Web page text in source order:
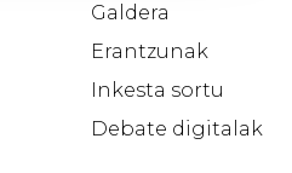
Galdera
Erantzunak
Inkesta sortu
Debate digitalak